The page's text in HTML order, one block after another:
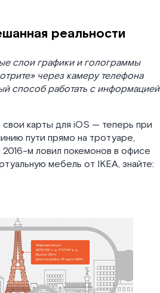
реальности
слои графики и голограммы
через камеру телефона
способ работать с информацией
свои карты для iOS — теперь при
пути прямо на тротуаре,
2016-м ловил покемонов в офисе
мебель от IKEA, знайте: